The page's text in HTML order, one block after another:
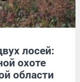
лосей:
охоте
области